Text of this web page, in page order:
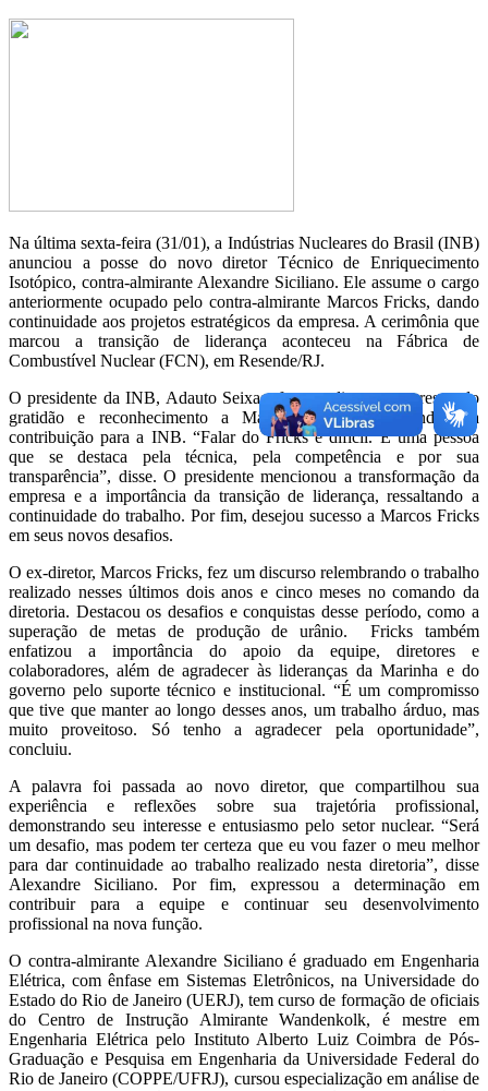
Na última sexta-feira (31/01), a Indústrias Nucleares do Brasil (INB)
anunciou a posse do novo diretor Técnico de Enriquecimento
Isotópico, contra-almirante Alexandre Siciliano. Ele assume o cargo
anteriormente ocupado pelo contra-almirante Marcos Fricks, dando
continuidade aos projetos estratégicos da empresa. A cerimônia que
marcou a transição de liderança aconteceu na Fábrica de
Combustível Nuclear (FCN), em Resende/RJ.
O presidente da INB, Adauto Seixas, fez um discurso expressando
gratidão e reconhecimento a Marcos Fricks, destacando sua
contribuição para a INB. “Falar do Fricks é difícil. É uma pessoa
que se destaca pela técnica, pela competência e por sua
transparência”, disse. O presidente mencionou a transformação da
empresa e a importância da transição de liderança, ressaltando a
continuidade do trabalho. Por fim, desejou sucesso a Marcos Fricks
em seus novos desafios.
O ex-diretor, Marcos Fricks, fez um discurso relembrando o trabalho
realizado nesses últimos dois anos e cinco meses no comando da
diretoria. Destacou os desafios e conquistas desse período, como a
superação de metas de produção de urânio. Fricks também
enfatizou a importância do apoio da equipe, diretores e
colaboradores, além de agradecer às lideranças da Marinha e do
governo pelo suporte técnico e institucional. “É um compromisso
que tive que manter ao longo desses anos, um trabalho árduo, mas
muito proveitoso. Só tenho a agradecer pela oportunidade”,
concluiu.
A palavra foi passada ao novo diretor, que compartilhou sua
experiência e reflexões sobre sua trajetória profissional,
demonstrando seu interesse e entusiasmo pelo setor nuclear. “Será
um desafio, mas podem ter certeza que eu vou fazer o meu melhor
para dar continuidade ao trabalho realizado nesta diretoria”, disse
Alexandre Siciliano. Por fim, expressou a determinação em
contribuir para a equipe e continuar seu desenvolvimento
profissional na nova função.
O contra-almirante Alexandre Siciliano é graduado em Engenharia
Elétrica, com ênfase em Sistemas Eletrônicos, na Universidade do
Estado do Rio de Janeiro (UERJ), tem curso de formação de oficiais
do Centro de Instrução Almirante Wandenkolk, é mestre em
Engenharia Elétrica pelo Instituto Alberto Luiz Coimbra de Pós-
Graduação e Pesquisa em Engenharia da Universidade Federal do
Rio de Janeiro (COPPE/UFRJ), cursou especialização em análise de